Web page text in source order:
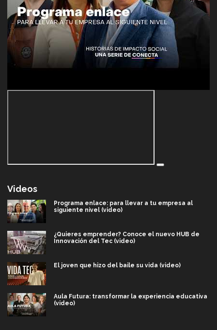
Videos
Programa enlace: para llevar a tu empresa al
siguiente nivel (video)
¿Quieres emprender? Conoce el nuevo HUB de
Innovación del Tec (video)
El joven que hizo del baile su vida (video)
Aula Futura: transformar la experiencia educativa
(video)